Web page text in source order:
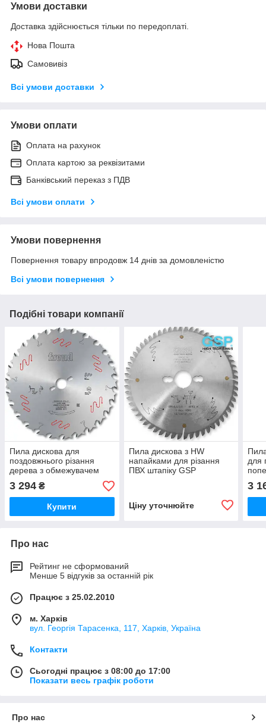
Умови доставки
Доставка здійснюється тільки по передоплаті.
Нова Пошта
Самовивіз
Всі умови доставки
Умови оплати
Оплата на рахунок
Оплата картою за реквізитами
Банківський переказ з ПДВ
Всі умови оплати
Умови повернення
Повернення товару впродовж 14 днів за домовленістю
Всі умови повернення
Подібні товари компанії
Пила дискова для
поздовжнього різання
дерева з обмежувачем
подачі FREUD LU1C 0100
3 294 ₴
Купити
Пила дискова з HW
напайками для різання
ПВХ штапіку GSP
Ціну уточнюйте
для
3
Про нас
Рейтинг не сформований
Менше 5 відгуків за останній рік
Працює з 25.02.2010
м. Харків
вул. Георгія Тарасенка, 117, Харків, Україна
Контакти
Сьогодні працює з 08:00 до 17:00
Показати весь графік роботи
Про нас